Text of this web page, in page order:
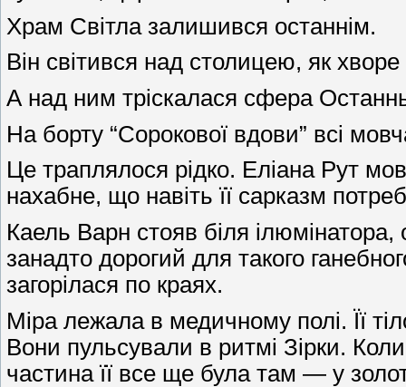
Храм Світла залишився останнім.
Він світився над столицею, як
А над ним тріскалася сфера
На борту “Сорокової вдови” всі
Це траплялося рідко. Еліана Рут
нахабне, що навіть її сарказм
Каель Варн стояв біля
занадто дорогий для такого
загорілася по краях.
Міра лежала в медичному полі. Її
Вони пульсували в ритмі Зірки.
частина її все ще була там — у